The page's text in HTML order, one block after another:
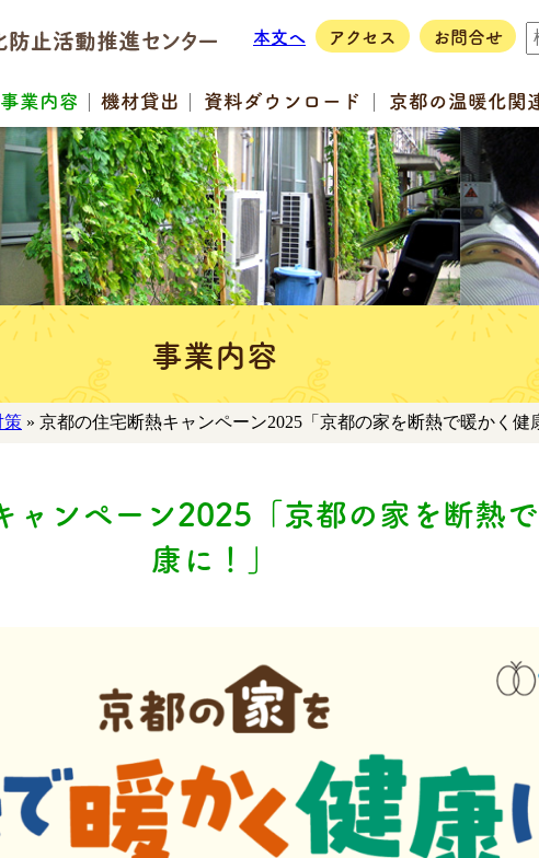
本文へ アクセス お問合せ
事業内容 機材貸出 資料ダウンロード 京都の温暖化関
事業内容
策 » 京都の住宅断熱キャンペーン2025「京都の家を断熱で暖かく健
ャンペーン2025「京都の家を断熱
康に！」